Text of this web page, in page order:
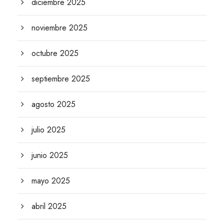
noviembre 2025
octubre 2025
septiembre 2025
agosto 2025
julio 2025
junio 2025
mayo 2025
abril 2025